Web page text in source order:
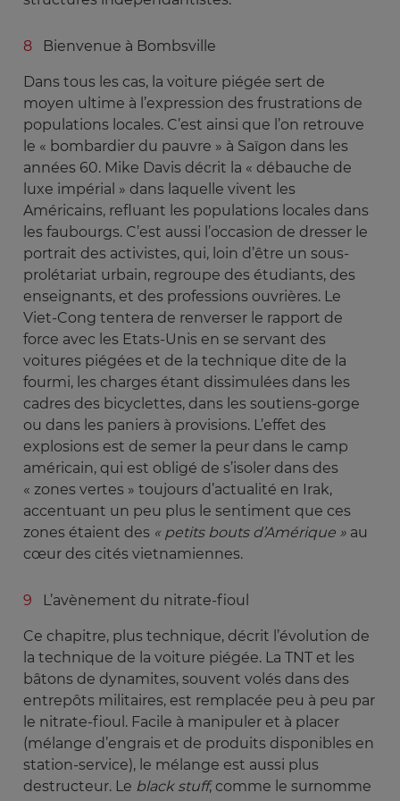
Bienvenue à Bombsville
Dans tous les cas, la voiture piégée sert de
moyen ultime à l’expression des frustrations de
populations locales. C’est ainsi que l’on retrouve
le « bombardier du pauvre » à Saïgon dans les
années 60. Mike Davis décrit la « débauche de
luxe impérial » dans laquelle vivent les
Américains, refluant les populations locales dans
les faubourgs. C’est aussi l’occasion de dresser le
portrait des activistes, qui, loin d’être un sous-
prolétariat urbain, regroupe des étudiants, des
enseignants, et des professions ouvrières. Le
Viet-Cong tentera de renverser le rapport de
force avec les Etats-Unis en se servant des
voitures piégées et de la technique dite de la
fourmi, les charges étant dissimulées dans les
cadres des bicyclettes, dans les soutiens-gorge
ou dans les paniers à provisions. L’effet des
explosions est de semer la peur dans le camp
américain, qui est obligé de s’isoler dans des
« zones vertes » toujours d’actualité en Irak,
accentuant un peu plus le sentiment que ces
zones étaient des « petits bouts d’Amérique » au
cœur des cités vietnamiennes.
L’avènement du nitrate-fioul
Ce chapitre, plus technique, décrit l’évolution de
la technique de la voiture piégée. La TNT et les
bâtons de dynamites, souvent volés dans des
entrepôts militaires, est remplacée peu à peu par
le nitrate-fioul. Facile à manipuler et à placer
(mélange d’engrais et de produits disponibles en
station-service), le mélange est aussi plus
destructeur. Le black stuff, comme le surnomme